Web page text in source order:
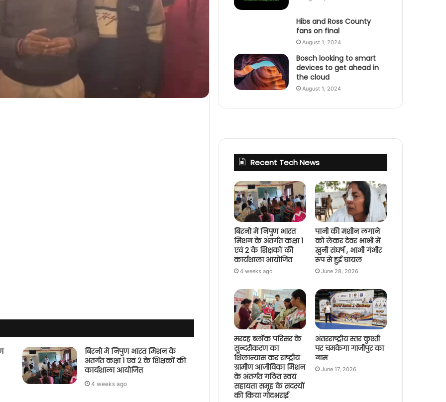
बिरनो में निपुण भारत मिशन के
अंतर्गत कक्षा 1 एवं 2 के शिक्षकों की
कार्यशाला आयोजित
4 weeks ago
Hibs and Ross County
fans on final
August 1, 2024
Bosch looking to smart
devices to get ahead in
the cloud
August 1, 2024
Recent Tech News
बिरनो में निपुण भारत
मिशन के अंतर्गत कक्षा 1
एवं 2 के शिक्षकों की
कार्यशाला आयोजित
4 weeks ago
पानी की मशीन लगाने
को लेकर देवर भाभी में
खुनी संघर्ष , भाभी गंभीर
रूप से हुई घायल
June 28, 2026
मरदह ब्लॉक परिसर के
सुन्दरीकरण का
शिलान्यास कर राष्ट्रीय
ग्रामीण आजीविका मिशन
के अंतर्गत गठित स्वयं
सहायता समूह के सदस्यों
की किया गोदभराई
अंतरराष्ट्रीय स्तर कुश्ती
पर चमकेगा गाजीपुर का
नाम
June 17, 2026